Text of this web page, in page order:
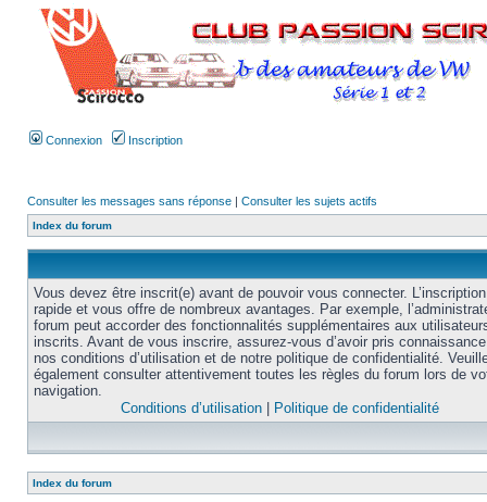
Connexion Inscription
Consulter les messages sans réponse | Consulter les sujets actifs
Index du forum
Vous devez être inscrit(e) avant de pouvoir vous connecter.
rapide et vous offre de nombreux avantages. Par exemple,
forum peut accorder des fonctionnalités supplémentaires aux
inscrits. Avant de vous inscrire, assurez-vous d’avoir pris
nos conditions d’utilisation et de notre politique de confidentialité.
également consulter attentivement toutes les règles du forum lors de
navigation.
Conditions d’utilisation
Politique de confidentialité
Index du forum